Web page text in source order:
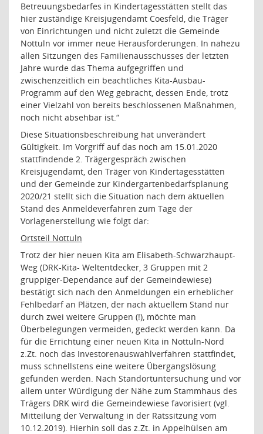
Betreuungsbedarfes in Kindertagesstätten stellt das
hier zuständige Kreisjugendamt Coesfeld, die Träger
von Einrichtungen und nicht zuletzt die Gemeinde
Nottuln vor immer neue Herausforderungen. In nahezu
allen Sitzungen des Familienausschusses der letzten
Jahre wurde das Thema aufgegriffen und
zwischenzeitlich ein beachtliches Kita-Ausbau-
Programm auf den Weg gebracht, dessen Ende, trotz
einer Vielzahl von bereits beschlossenen Maßnahmen,
noch nicht absehbar ist.“
Diese Situationsbeschreibung hat unverändert
Gültigkeit. Im Vorgriff auf das noch am 15.01.2020
stattfindende 2. Trägergespräch zwischen
Kreisjugendamt, den Träger von Kindertagesstätten
und der Gemeinde zur Kindergartenbedarfsplanung
2020/21 stellt sich die Situation nach dem aktuellen
Stand des Anmeldeverfahren zum Tage der
Vorlagenerstellung wie folgt dar:
Ortsteil Nottuln
Trotz der hier neuen Kita am Elisabeth-Schwarzhaupt-
Weg (DRK-Kita- Weltentdecker, 3 Gruppen mit 2
gruppiger-Dependance auf der Gemeindewiese)
bestätigt sich nach den Anmeldungen ein erheblicher
Fehlbedarf an Plätzen, der nach aktuellem Stand nur
durch zwei weitere Gruppen (!), möchte man
Überbelegungen vermeiden, gedeckt werden kann. Da
für die Errichtung einer neuen Kita in Nottuln-Nord
z.Zt. noch das Investorenauswahlverfahren stattfindet,
muss schnellstens eine weitere Übergangslösung
gefunden werden. Nach Standortuntersuchung und vor
allem unter Würdigung der Nähe zum Stammhaus des
Trägers DRK wird die Gemeindewiese favorisiert (vgl.
Mitteilung der Verwaltung in der Ratssitzung vom
10.12.2019). Hierhin soll das z.Zt. in Appelhülsen am